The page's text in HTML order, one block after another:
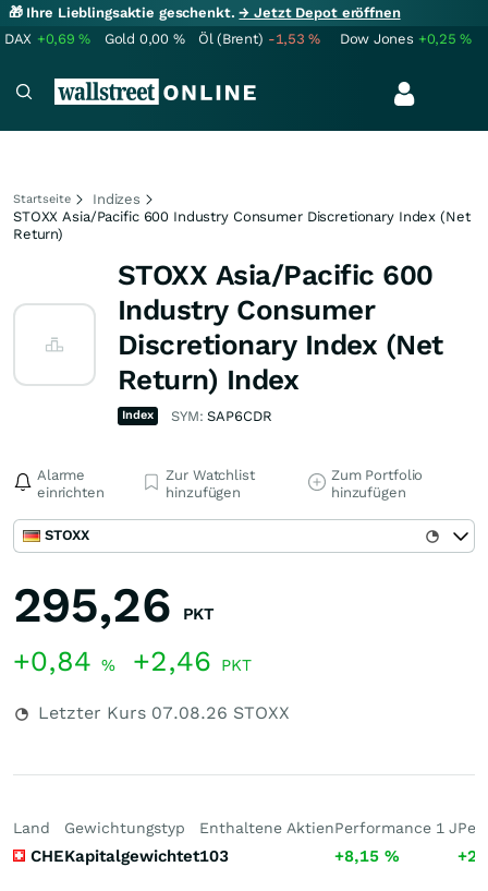
🎁 Ihre Lieblingsaktie geschenkt.→ Jetzt Depot eröffnen
DAX +0,69% Gold 0,00 % Öl (Brent) -1,53% Dow Jones +0,25%
Startseite
Indizes
STOXX Asia/Pacific 600 Industry Consumer Discretionary Index (Net
Return)
STOXX Asia/Pacific 600
Industry Consumer
Discretionary Index (Net
Return) Index
Index SYM:SAP6CDR
Alarme
einrichten
Zur Watchlist
hinzufügen
Zum Portfolio
hinzufügen
STOXX
295,26 PKT
+0,84 % +2,46 PKT
Letzter Kurs 07.08.26 STOXX
Land
CHE
Gewichtungstyp
Kapitalgewichtet
Enthaltene Aktien
103
Performance 1 J
+8,15 %